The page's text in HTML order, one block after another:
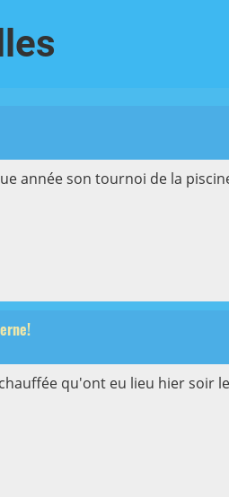
année son tournoi de la
qu'ont eu lieu hier soir